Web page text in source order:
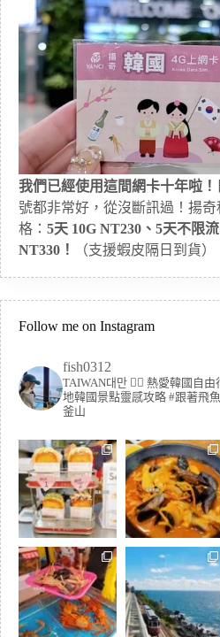
我們已經使用這間網卡十年啦！
號都非常好，從沒斷訊過！揚奇
格： 5天 10G NT230、5天不限
NT330！
（支援蝦皮隔日到貨）
Follow me on Instagram
fish0312
TAIWAN대만 🏳️‍🌈 熱愛韓國自
地韓國景點靈感攻略 #跟著飛
釜山